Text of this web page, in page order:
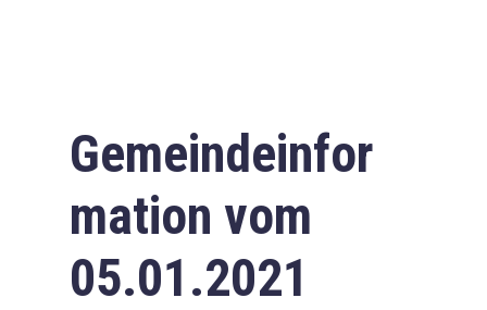
Gemeindeinfor
mation vom
05.01.2021